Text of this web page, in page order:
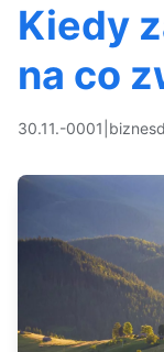
Kiedy
na co
30.11.-0001 biznes